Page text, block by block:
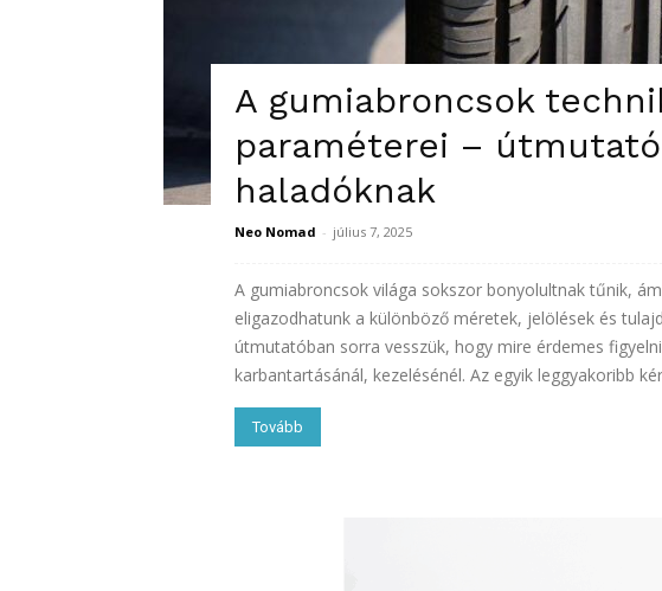
A gumiabroncsok
paraméterei –
haladóknak
Neo Nomad - július 7, 2025
A gumiabroncsok világa sokszor bonyolultnak tűnik,
eligazodhatunk a különböző méretek, jelölések és
útmutatóban sorra vesszük, hogy mire érdemes
karbantartásánál, kezelésénél. Az egyik leggyakoribb
Tovább